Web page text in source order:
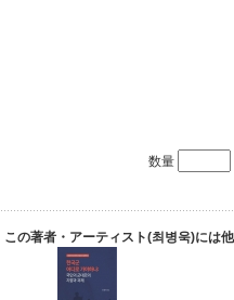
数量
この著者・アーティスト(최병욱)には